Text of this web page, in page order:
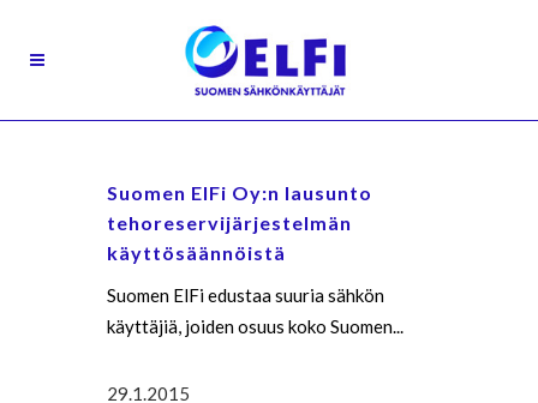
Suomen ElFi Oy:n lausunto
tehoreservijärjestelmän
käyttösäännöistä
Suomen ElFi edustaa suuria sähkön
käyttäjiä, joiden osuus koko Suomen...
29.1.2015